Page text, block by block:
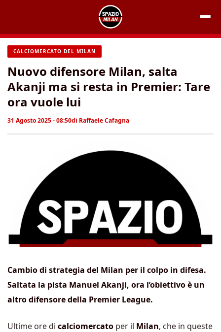
contenuto
CALCIOMERCATO DEL MILAN
Nuovo difensore Milan, salta
Akanji ma si resta in Premier: Tare
ora vuole lui
31 Agosto 2025 - 08:50di Raffaele Cafagna
Cambio di strategia del Milan per il colpo in difesa.
Saltata la pista Manuel Akanji, ora l’obiettivo è un
altro difensore della Premier League.
Ultime ore di calciomercato per il Milan, che in queste